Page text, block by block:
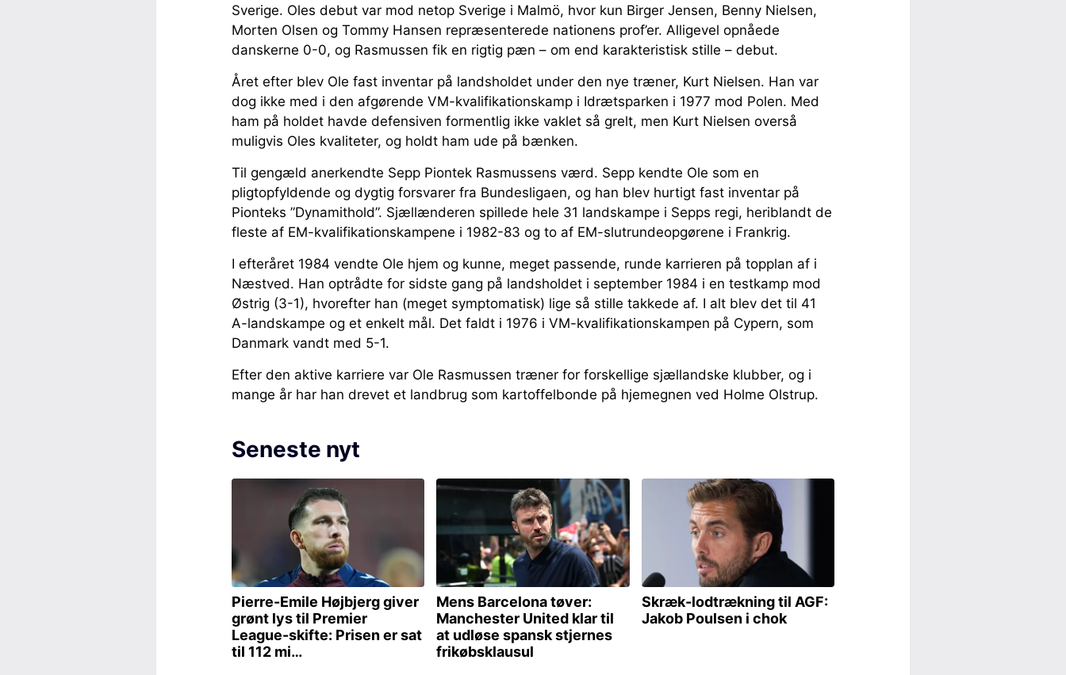
Sverige. Oles debut var mod netop Sverige i Malmö, hvor kun Birger Jensen, Benny Nielsen,
Morten Olsen og Tommy Hansen repræsenterede nationens prof’er. Alligevel opnåede
danskerne 0-0, og Rasmussen fik en rigtig pæn – om end karakteristisk stille – debut.
Året efter blev Ole fast inventar på landsholdet under den nye træner, Kurt Nielsen. Han var
dog ikke med i den afgørende VM-kvalifikationskamp i Idrætsparken i 1977 mod Polen. Med
ham på holdet havde defensiven formentlig ikke vaklet så grelt, men Kurt Nielsen overså
muligvis Oles kvaliteter, og holdt ham ude på bænken.
Til gengæld anerkendte Sepp Piontek Rasmussens værd. Sepp kendte Ole som en
pligtopfyldende og dygtig forsvarer fra Bundesligaen, og han blev hurtigt fast inventar på
Pionteks ”Dynamithold”. Sjællænderen spillede hele 31 landskampe i Sepps regi, heriblandt de
fleste af EM-kvalifikationskampene i 1982-83 og to af EM-slutrundeopgørene i Frankrig.
I efteråret 1984 vendte Ole hjem og kunne, meget passende, runde karrieren på topplan af i
Næstved. Han optrådte for sidste gang på landsholdet i september 1984 i en testkamp mod
Østrig (3-1), hvorefter han (meget symptomatisk) lige så stille takkede af. I alt blev det til 41
A-landskampe og et enkelt mål. Det faldt i 1976 i VM-kvalifikationskampen på Cypern, som
Danmark vandt med 5-1.
Efter den aktive karriere var Ole Rasmussen træner for forskellige sjællandske klubber, og i
mange år har han drevet et landbrug som kartoffelbonde på hjemegnen ved Holme Olstrup.
Seneste nyt